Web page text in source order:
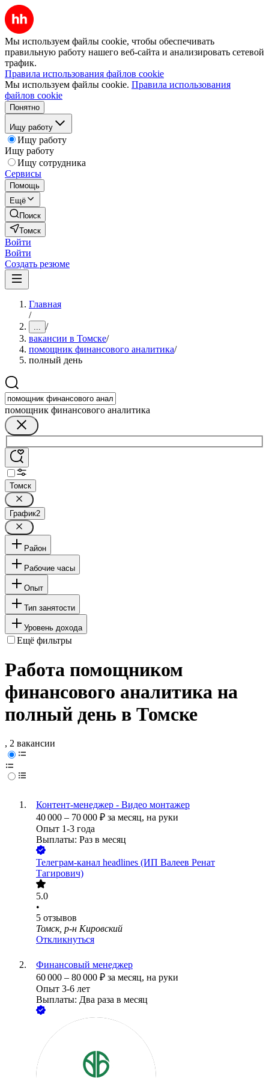
Мы используем файлы cookie, чтобы обеспечивать
правильную работу нашего веб-сайта и анализировать сетевой
трафик.
Правила использования файлов cookie
Мы используем файлы cookie. Правила использования
файлов cookie
Понятно
Ищу работу
Ищу работу
Ищу работу
Ищу сотрудника
Сервисы
Помощь
Ещё
Поиск
Томск
Войти
Войти
Создать резюме
Главная
/
... /
вакансии в Томске/
помощник финансового аналитика/
полный день
помощник финансового аналитика
Томск
График2
Район
Рабочие часы
Опыт
Тип занятости
Уровень дохода
Ещё фильтры
Работа помощником
финансового аналитика на
полный день в Томске
, 2 вакансии
Контент-менеджер - Видео монтажер
40 000 – 70 000 ₽ за месяц, на руки
Опыт 1-3 года
Выплаты: Раз в месяц
Телеграм-канал headlines (ИП Валеев Ренат
Тагирович)
5.0
•
5 отзывов
Томск, р-н Кировский
Откликнуться
Финансовый менеджер
60 000 – 80 000 ₽ за месяц, на руки
Опыт 3-6 лет
Выплаты: Два раза в месяц